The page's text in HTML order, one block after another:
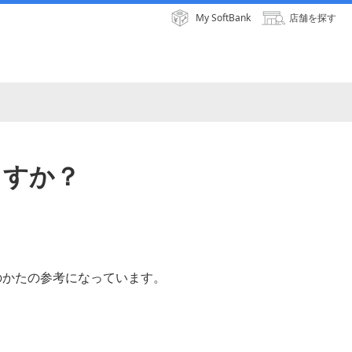
My SoftBank 店舗を探す
か？
たの参考になっています。